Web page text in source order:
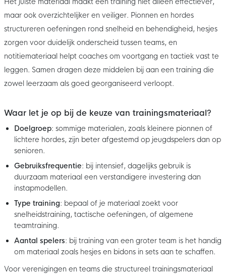
maar ook overzichtelijker en veiliger. Pionnen en hordes
structureren oefeningen rond snelheid en behendigheid, hesjes
zorgen voor duidelijk onderscheid tussen teams, en
notitiemateriaal helpt coaches om voortgang en tactiek vast te
leggen. Samen dragen deze middelen bij aan een training die
zowel leerzaam als goed georganiseerd verloopt.
Waar let je op bij de keuze van trainingsmateriaal?
Doelgroep: sommige materialen, zoals kleinere pionnen of
lichtere hordes, zijn beter afgestemd op jeugdspelers dan op
senioren.
Gebruiksfrequentie: bij intensief, dagelijks gebruik is
duurzaam materiaal een verstandigere investering dan
instapmodellen.
Type training: bepaal of je materiaal zoekt voor
snelheidstraining, tactische oefeningen, of algemene
teamtraining.
Aantal spelers: bij training van een groter team is het handig
om materiaal zoals hesjes en bidons in sets aan te schaffen.
Voor verenigingen en teams die structureel trainingsmateriaal